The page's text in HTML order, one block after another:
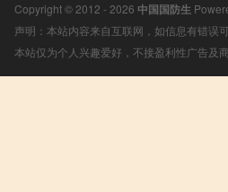
Copyright © 2012 - 2026 中国国防生
声明：本站内容来自互联网，如信息有错误
本站仅为个人兴趣爱好，不接盈利性广告及